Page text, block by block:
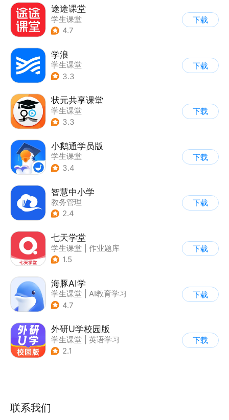
途途课堂
学生课堂
4.7
下载
学浪
学生课堂
3.3
下载
状元共享课堂
学生课堂
3.3
下载
小鹅通学员版
学生课堂
3.4
下载
智慧中小学
教务管理
2.4
下载
七天学堂
学生课堂
作业题库
1.5
下载
海豚AI学
学生课堂
AI教育学习
4.7
下载
外研U学校园版
学生课堂
英语学习
2.1
下载
联系我们